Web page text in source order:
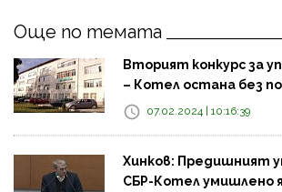
Още по темата
Вторият конкурс за
– Котел остана без
07.02.2024 | 10:16:39
Хинков: Предишният
СБР-Котел умишлено